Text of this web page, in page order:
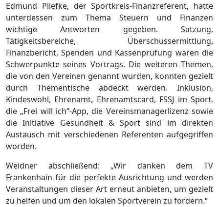
Edmund Pliefke, der Sportkreis-Finanzreferent, hatte
unterdessen zum Thema Steuern und Finanzen
wichtige Antworten gegeben. Satzung,
Tätigkeitsbereiche, Überschussermittlung,
Finanzbericht, Spenden und Kassenprüfung waren die
Schwerpunkte seines Vortrags. Die weiteren Themen,
die von den Vereinen genannt wurden, konnten gezielt
durch Thementische abdeckt werden. Inklusion,
Kindeswohl, Ehrenamt, Ehrenamtscard, FSSJ im Sport,
die „Frei will ich“-App, die Vereinsmanagerlizenz sowie
die Initiative Gesundheit & Sport sind im direkten
Austausch mit verschiedenen Referenten aufgegriffen
worden.
Weidner abschließend: „Wir danken dem TV
Frankenhain für die perfekte Ausrichtung und werden
Veranstaltungen dieser Art erneut anbieten, um gezielt
zu helfen und um den lokalen Sportverein zu fördern.“